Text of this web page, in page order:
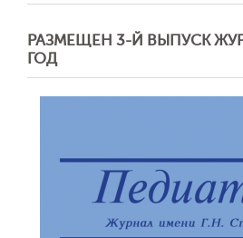
РАЗМЕЩЕН 3-Й ВЫПУСК
ГОД